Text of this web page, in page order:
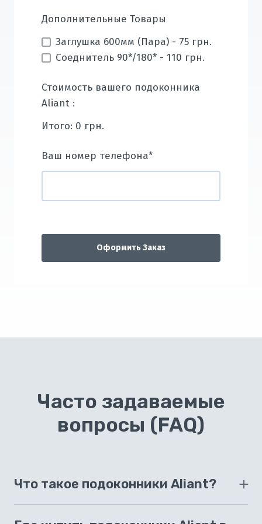
Дополнительные Товары
Заглушка 600мм (Пара) - 75 грн.
Соеднитель 90*/180* - 110 грн.
Стоимость вашего подоконника
Aliant :
Итого: 0 грн.
Ваш номер телефона*
Оформить Заказ
Часто задаваемые
вопросы (FAQ)
Что такое подоконники Aliant?